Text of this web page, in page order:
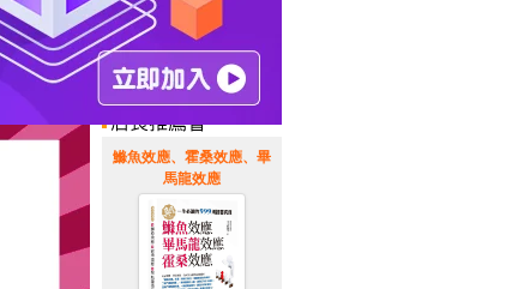
知|霹靂英雄音樂精選|
鰷魚效應、霍桑效應、畢
馬龍效應